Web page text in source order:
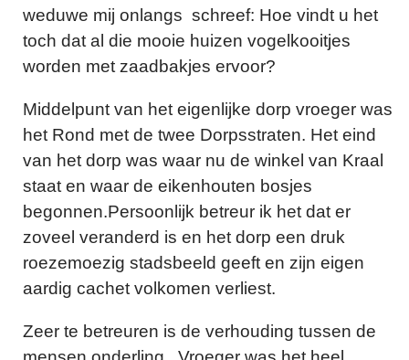
weduwe mij onlangs schreef: Hoe vindt u het
toch dat al die mooie huizen vogelkooitjes
worden met zaadbakjes ervoor?
Middelpunt van het eigenlijke dorp vroeger was
het Rond met de twee Dorpsstraten. Het eind
van het dorp was waar nu de winkel van Kraal
staat en waar de eikenhouten bosjes
begonnen.Persoonlijk betreur ik het dat er
zoveel veranderd is en het dorp een druk
roezemoezig stadsbeeld geeft en zijn eigen
aardig cachet volkomen verliest.
Zeer te betreuren is de verhouding tussen de